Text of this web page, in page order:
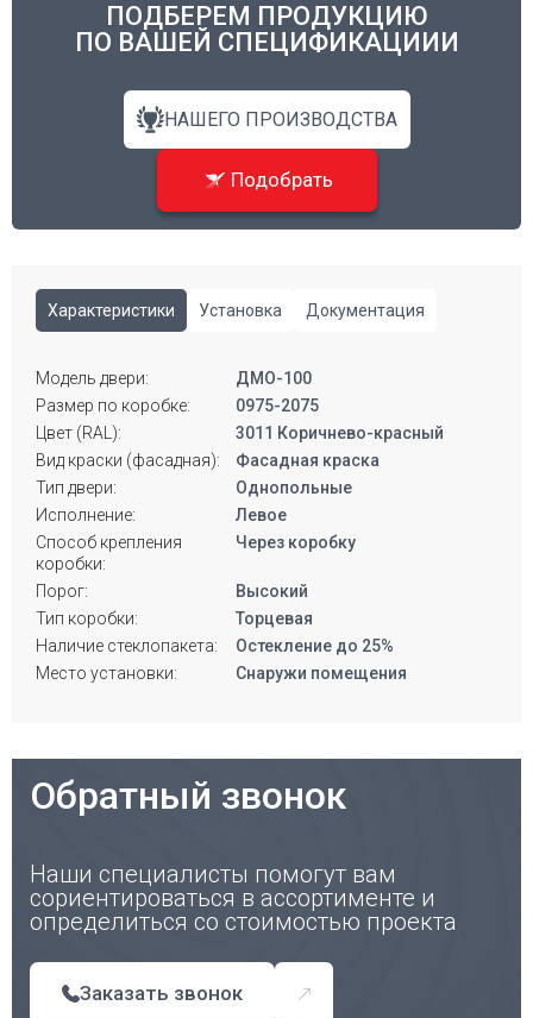
ПОДБЕРЕМ ПРОДУКЦИЮ
ПО ВАШЕЙ СПЕЦИФИКАЦИИИ
НАШЕГО ПРОИЗВОДСТВА
Подобрать
Характеристики Установка Документация
Модель двери:
ДМО-100
Размер по коробке:
0975-2075
Цвет (RAL):
3011 Коричнево-красный
Вид краски (фасадная):
Фасадная краска
Тип двери:
Однопольные
Исполнение:
Левое
Способ крепления
коробки:
Через коробку
Порог:
Высокий
Тип коробки:
Торцевая
Наличие стеклопакета:
Остекление до 25%
Место установки:
Снаружи помещения
Обратный звонок
Наши специалисты помогут вам
сориентироваться в ассортименте и
определиться со стоимостью проекта
Заказать звонок